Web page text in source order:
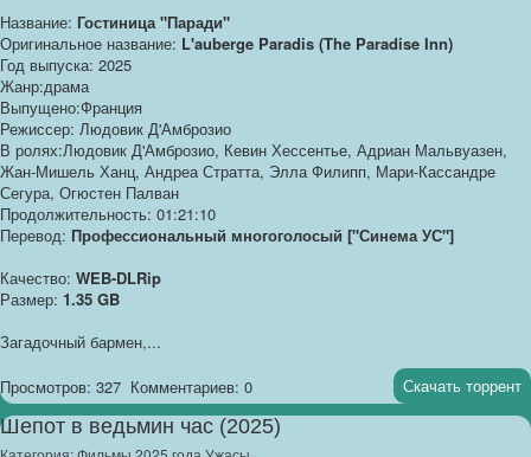
Название: Гостиница "Паради"
Оригинальное название: L'auberge Paradis (The Paradise Inn)
Год выпуска: 2025
Жанр:драма
Выпущено:Франция
Режиссер: Людовик Д'Амброзио
В ролях:Людовик Д'Амброзио, Кевин Хессентье, Адриан Мальвуазен,
Жан-Мишель Ханц, Андреа Стратта, Элла Филипп, Мари-Кассандре
Сегура, Огюстен Палван
Продолжительность: 01:21:10
Перевод: Профессиональный многоголосый ["Синема УС"]
Качество: WEB-DLRip
Размер: 1.35 GB
Загадочный бармен,...
Просмотров: 327 Комментариев: 0 Скачать торрент
Шепот в ведьмин час (2025)